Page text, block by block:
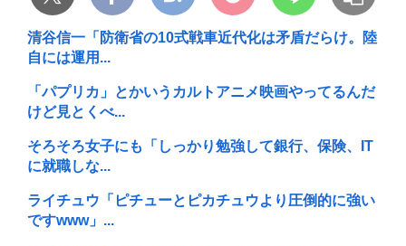
清谷信一「防衛省の10式戦車近代化は矛盾だらけ。陸
自には運用...
「パプリカ」とかいうカルトアニメ映画やってるんだ
けど見とくべ...
そろそろ女子にも「しっかり勉強して銀行、保険、IT
に就職しな...
ライチュウ「ピチューとピカチュウより圧倒的に強い
ですwww」...